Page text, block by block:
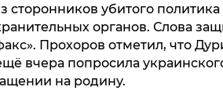
сторонников убитого
органов. Слова
Прохоров отметил, что
вчера попросила
на родину.